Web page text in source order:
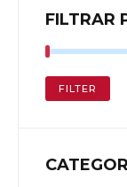
FILTRAR
FILTER